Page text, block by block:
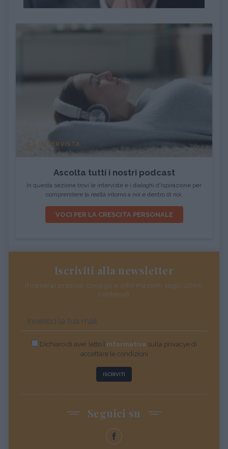
INTERVISTA
Ascolta tutti i nostri podcast
In questa sezione trovi le interviste e i dialoghi d'ispirazione per
comprendere la realtà intorno a noi e dentro di noi.
VOCI PER LA CRESCITA PERSONALE
Iscriviti alla newsletter
Riceverai preziosi consigli e informazioni sugli ultimi
contenuti
Dichiaro di aver letto l’informativasulla privacye di
accettare le condizioni
ISCRIVITI
Seguici su